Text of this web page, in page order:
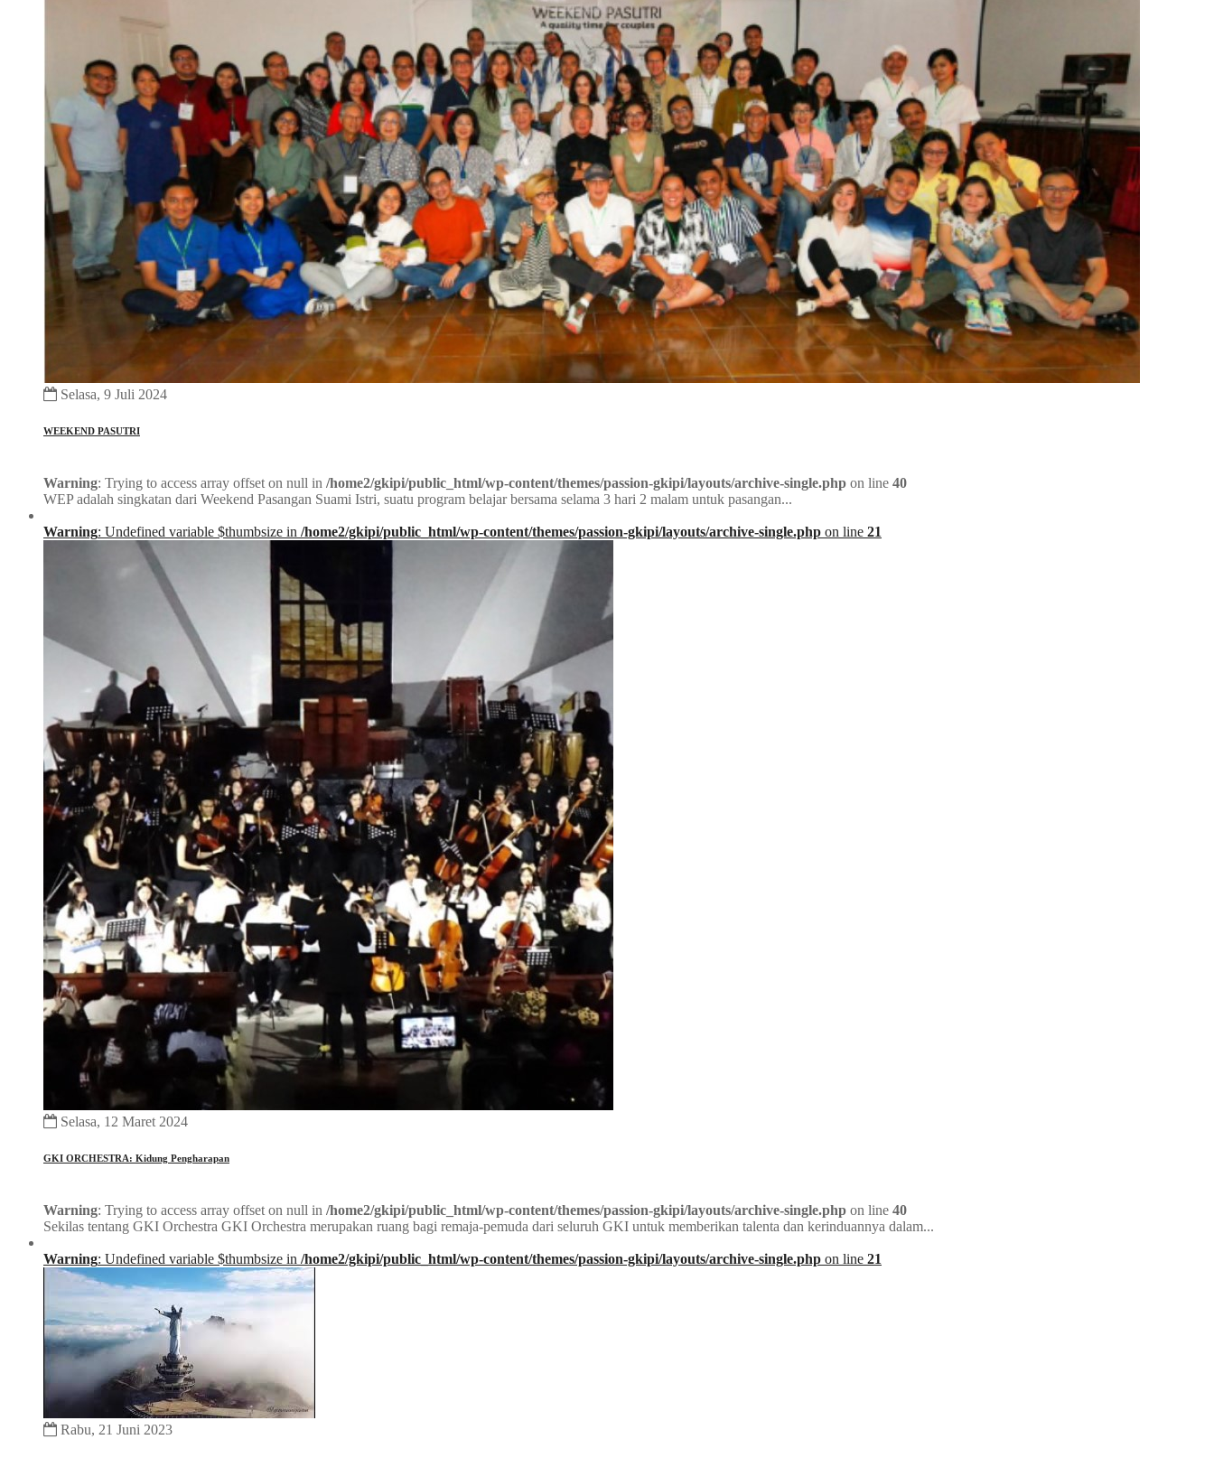
Selasa, 9 Juli 2024
WEEKEND PASUTRI
Warning: Trying to access array offset on null in /home2/gkipi/public_html/wp-content/themes/passion-gkipi/layouts/archive-single.php on line 40
WEP adalah singkatan dari Weekend Pasangan Suami Istri, suatu program belajar bersama selama 3 hari 2 malam untuk pasangan...
Warning: Undefined variable $thumbsize in /home2/gkipi/public_html/wp-content/themes/passion-gkipi/layouts/archive-single.php on line 21
Selasa, 12 Maret 2024
GKI ORCHESTRA: Kidung Pengharapan
Warning: Trying to access array offset on null in /home2/gkipi/public_html/wp-content/themes/passion-gkipi/layouts/archive-single.php on line 40
Sekilas tentang GKI Orchestra GKI Orchestra merupakan ruang bagi remaja-pemuda dari seluruh GKI untuk memberikan talenta dan kerinduannya dalam...
Warning: Undefined variable $thumbsize in /home2/gkipi/public_html/wp-content/themes/passion-gkipi/layouts/archive-single.php on line 21
Rabu, 21 Juni 2023